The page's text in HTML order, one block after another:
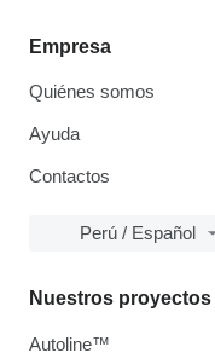
Empresa
Quiénes somos
Ayuda
Contactos
Perú / Español
Nuestros proyectos
Autoline™